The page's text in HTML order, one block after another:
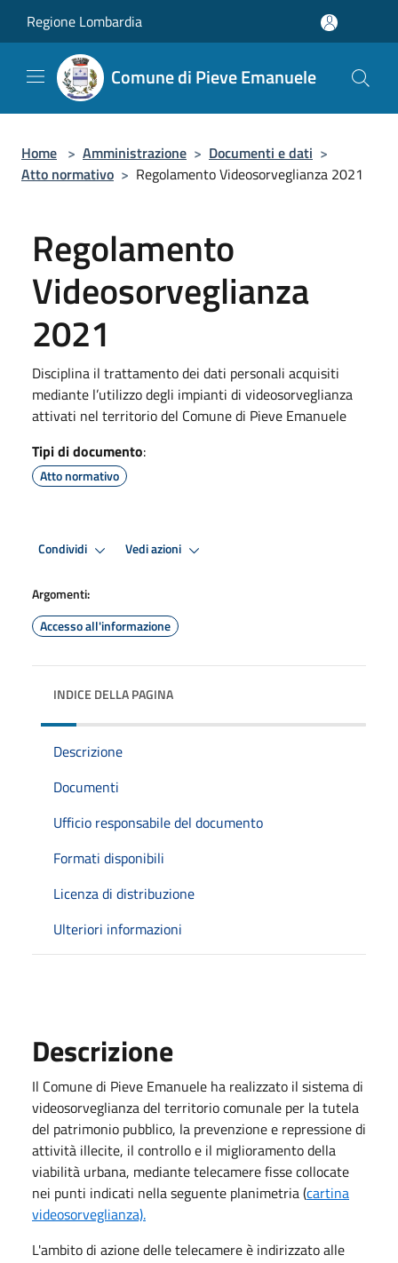
Regione Lombardia
Comune di Pieve Emanuele
Home > Amministrazione > Documenti e dati >
Atto normativo > Regolamento Videosorveglianza 2021
Regolamento
Videosorveglianza
2021
Disciplina il trattamento dei dati personali acquisiti
mediante l’utilizzo degli impianti di videosorveglianza
attivati nel territorio del Comune di Pieve Emanuele
Tipi di documento:
Atto normativo
Condividi Vedi azioni
Argomenti:
Accesso all'informazione
INDICE DELLA PAGINA
Descrizione
Documenti
Ufficio responsabile del documento
Formati disponibili
Licenza di distribuzione
Ulteriori informazioni
Descrizione
Il Comune di Pieve Emanuele ha realizzato il sistema di
videosorveglianza del territorio comunale per la tutela
del patrimonio pubblico, la prevenzione e repressione di
attività illecite, il controllo e il miglioramento della
viabilità urbana, mediante telecamere fisse collocate
nei punti indicati nella seguente planimetria (cartina
videosorveglianza).
L'ambito di azione delle telecamere è indirizzato alle